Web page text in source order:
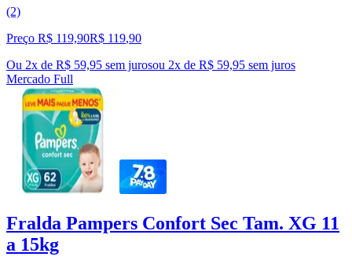
(2)
Preço R$ 119,90R$ 119,90
Ou 2x de R$ 59,95 sem jurosou 2x de R$ 59,95 sem juros
Mercado Full
Fralda Pampers Confort Sec Tam. XG 11
a 15kg